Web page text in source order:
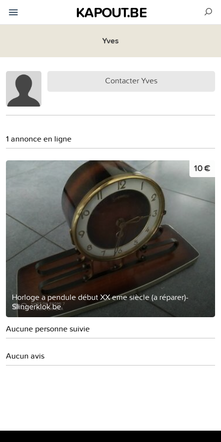
KAPOUT.BE
Yves
Contacter Yves
1 annonce en ligne
Horloge a pendule début XX eme siècle (a réparer)-
Slingerklok be
10 €
Aucune personne suivie
Aucun avis